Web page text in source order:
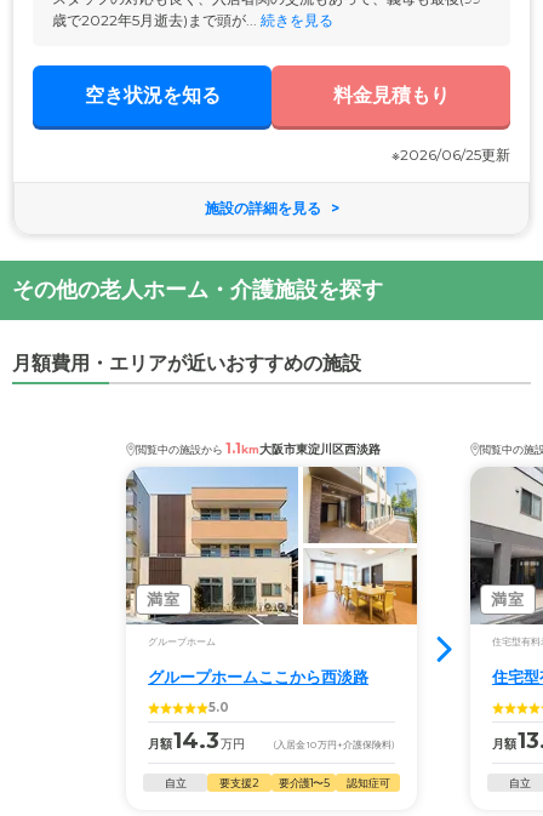
歳で2022年5月逝去)まで頭が... 続きを見る
空き状況を知る 料金見積もり
※2026/06/25更新
施設の詳細を見る
その他の老人ホーム・介護施設を探す
月額費用・エリアが近いおすすめの施設
閲覧中の施設から 1.1km大阪市東淀川区西淡路
満室
グループホーム
グループホームここから西淡路
5.0
月額14.3万円 (入居金10万円 +介護保険料)
自立 要支援2 要介護1〜5 認知症可
閲覧中の施
満室
住宅型有料
住宅
月額
自立